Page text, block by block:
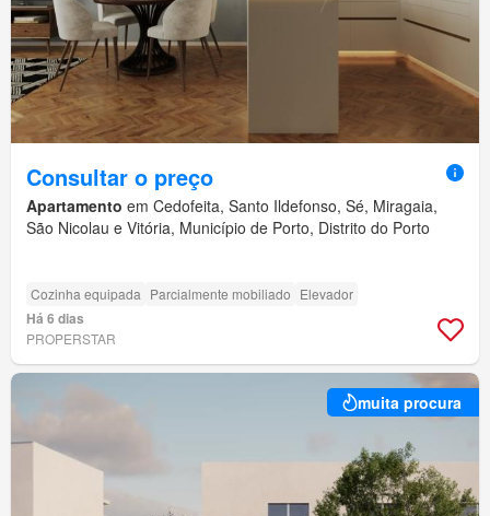
Consultar o preço
Apartamento em Cedofeita, Santo Ildefonso, Sé, Miragaia,
São Nicolau e Vitória, Município de Porto, Distrito do Porto
Cozinha equipada Parcialmente mobiliado Elevador
Há 6 dias
PROPERSTAR
muita procura